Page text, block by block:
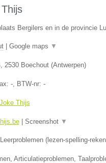
Bergilers en in de provincie
| Google maps ▼
, 2530 Boechout(Antwerpen)
-, BTW-nr: -
Thijs
| Screenshot ▼
(lezen-spelling-
Articulatieproblemen,